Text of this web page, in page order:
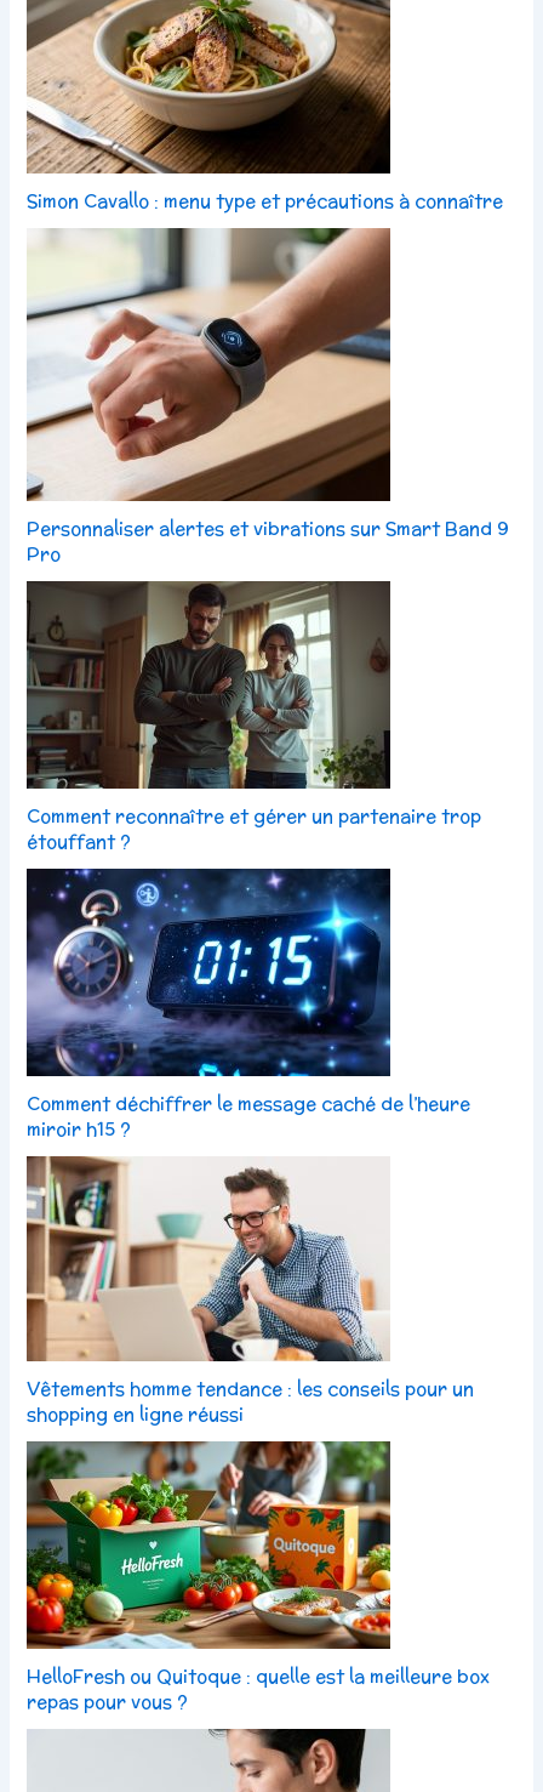
Simon Cavallo : menu type et précautions à connaître
Personnaliser alertes et vibrations sur Smart Band 9
Pro
Comment reconnaître et gérer un partenaire trop
étouffant ?
Comment déchiffrer le message caché de l’heure
miroir h15 ?
Vêtements homme tendance : les conseils pour un
shopping en ligne réussi
HelloFresh ou Quitoque : quelle est la meilleure box
repas pour vous ?